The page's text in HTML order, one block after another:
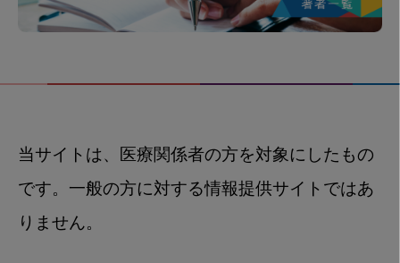
当サイトは、医療関係者の方を対象にしたもの
です。一般の方に対する情報提供サイトではあ
りません。